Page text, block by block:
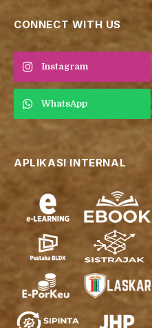
CONNECT WITH US
Instagram
WhatsApp
APLIKASI INTERNAL